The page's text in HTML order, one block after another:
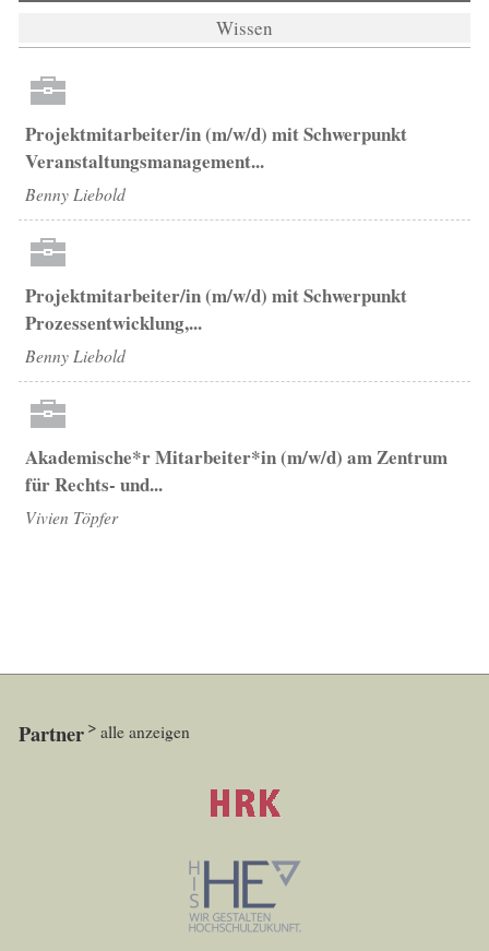
Wissen
Projektmitarbeiter/in (m/w/d) mit Schwerpunkt
Veranstaltungsmanagement...
Benny Liebold
Projektmitarbeiter/in (m/w/d) mit Schwerpunkt
Prozessentwicklung,...
Benny Liebold
Akademische*r Mitarbeiter*in (m/w/d) am Zentrum
für Rechts- und...
Vivien Töpfer
Partner alle anzeigen